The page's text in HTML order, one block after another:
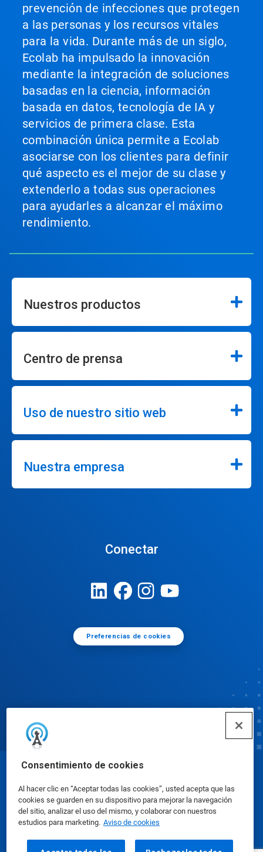
Consentimiento de cookies
Al hacer clic en “Aceptar todas las cookies”, usted acepta que las
cookies se guarden en su dispositivo para mejorar la navegación
del sitio, analizar el uso del mismo, y colaborar con nuestros
estudios para marketing. Aviso de cookies
prevención de infecciones que protegen
a las personas y los recursos vitales
para la vida. Durante más de un siglo,
Ecolab ha impulsado la innovación
mediante la integración de soluciones
basadas en la ciencia, información
basada en datos, tecnología de IA y
servicios de primera clase. Esta
combinación única permite a Ecolab
asociarse con los clientes para definir
qué aspecto es el mejor de su clase y
extenderlo a todas sus operaciones
para ayudarles a alcanzar el máximo
rendimiento.
Nuestros productos
Centro de prensa
Uso de nuestro sitio web
Nuestra empresa
Conectar
Preferencias de cookies
Hojas de datos de seguridad|Política de privacidad
|condiciones de uso